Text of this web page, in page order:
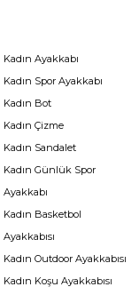
Kadın Ayakkabı
Kadın Spor Ayakkabı
Kadın Bot
Kadın Çizme
Kadın Sandalet
Kadın Günlük Spor
Ayakkabı
Kadın Basketbol
Ayakkabısı
Kadın Outdoor Ayakkabısı
Kadın Koşu Ayakkabısı